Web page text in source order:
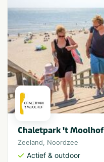
Chaletpark 't Moolhof
Zeeland, Noordzee
Actief & outdoor